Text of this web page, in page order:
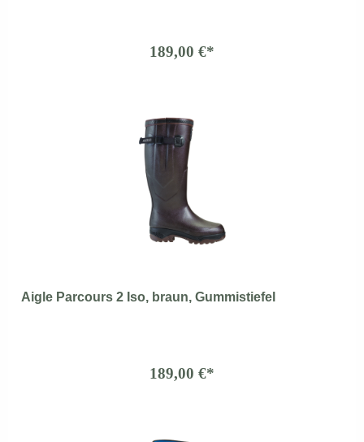
189,00 €*
Aigle Parcours 2 Iso, braun, Gummistiefel
189,00 €*